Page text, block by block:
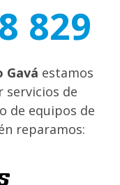
829
Gavá estamos
servicios de
de equipos de
reparamos: